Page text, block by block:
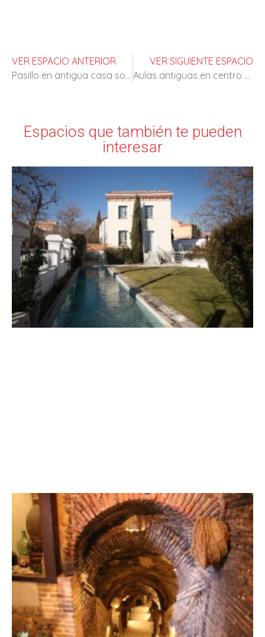
VER ESPACIO ANTERIOR
Pasillo en antigua casa solariega
VER SIGUIENTE ESPACIO
Aulas antiguas en centro de enseñanza
Espacios que también te pueden
interesar